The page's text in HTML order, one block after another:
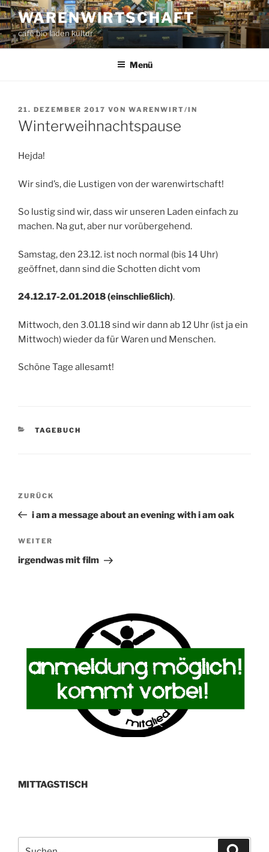
Zum
Inhalt
springen
WARENWIRTSCHAFT
café bio laden kultur
Menü
VERÖFFENTLICHT
AM
21. DEZEMBER 2017 VON WARENWIRT/IN
Winterweihnachtspause
Hejda!
Wir sind’s, die Lustigen von der warenwirtschaft!
So lustig sind wir, dass wir unseren Laden einfach zu
machen. Na gut, aber nur vorübergehend.
Samstag, den 23.12. ist noch normal (bis 14 Uhr)
geöffnet, dann sind die Schotten dicht vom
24.12.17-2.01.2018 (einschließlich).
Mittwoch, den 3.01.18 sind wir dann ab 12 Uhr (ist ja ein
Mittwoch) wieder da für Waren und Menschen.
Schöne Tage allesamt!
KATEGORIEN
TAGEBUCH
Beitragsnavigation
Vorheriger
Beitrag
ZURÜCK
i am a message about an evening with i am oak
Nächster
Beitrag
WEITER
irgendwas mit film
MITTAGSTISCH